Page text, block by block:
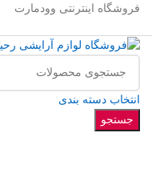
فروشگاه اینترنتی وودمارت
انتخاب دسته بندی
جستجو